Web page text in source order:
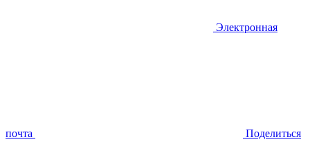
Электронная
почта Поделиться